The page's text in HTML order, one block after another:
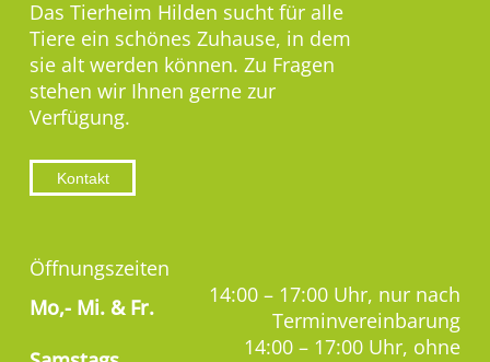
Das Tierheim Hilden sucht für alle
Tiere ein schönes Zuhause, in dem
sie alt werden können. Zu Fragen
stehen wir Ihnen gerne zur
Verfügung.
Kontakt
Öffnungszeiten
Mo,- Mi. & Fr.
14:00 – 17:00 Uhr, nur nach
Terminvereinbarung
14:00 – 17:00 Uhr, ohne